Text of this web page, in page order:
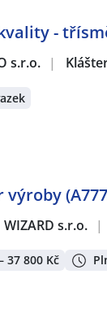
-
s.r.o. |
s.r.o. |
37 800 Kč